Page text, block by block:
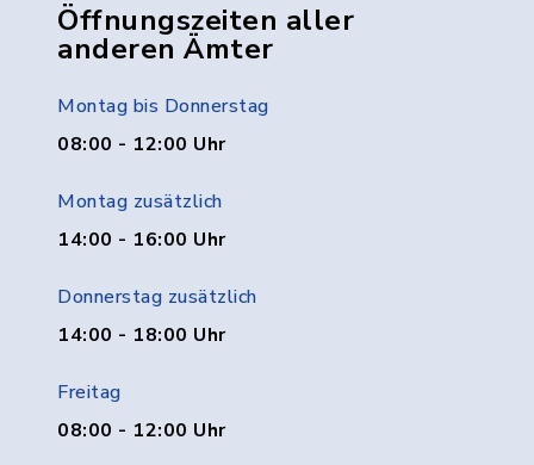
Öffnungszeiten aller
anderen Ämter
Montag bis Donnerstag
08:00 - 12:00 Uhr
Montag zusätzlich
14:00 - 16:00 Uhr
Donnerstag zusätzlich
14:00 - 18:00 Uhr
Freitag
08:00 - 12:00 Uhr